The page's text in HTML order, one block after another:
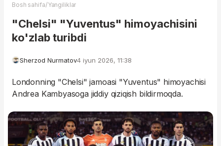
Bosh sahifa/Yangiliklar
"Chelsi" "Yuventus" himoyachisini
ko'zlab turibdi
Sherzod Nurmatov4 iyun 2026, 11:38
Londonning "Chelsi" jamoasi "Yuventus" himoyachisi
Andrea Kambyasoga jiddiy qiziqish bildirmoqda.